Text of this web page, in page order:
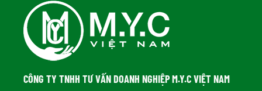
CÔNG TY TNHH TƯ VẤN DOANH NGHIỆP M.Y.C VIỆT NAM